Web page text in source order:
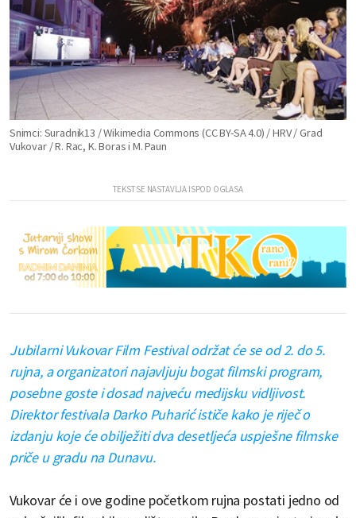
Snimci: Suradnik13 / Wikimedia Commons (CC BY-SA 4.0) / HRV / Grad
Vukovar / R. Rac, K. Boras i M. Paun
Jubilarni Vukovar Film Festival održat će se od 2. do 5.
rujna, a organizatori najavljuju bogat filmski program,
posebne goste i dosad najveću medijsku vidljivost.
Direktor festivala Darko Puharić ističe kako je riječ o
izdanju koje će obilježiti dva desetljeća uspješne filmske
priče u gradu na Dunavu.
Vukovar će i ove godine početkom rujna postati jedno od